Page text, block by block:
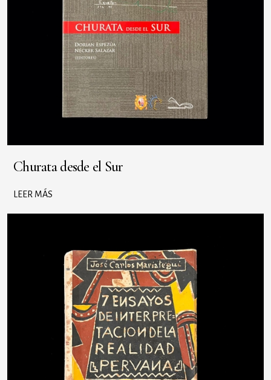
Churata desde el Sur
LEER MÁS